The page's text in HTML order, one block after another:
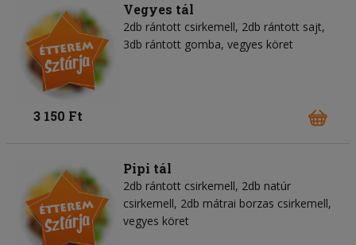
Vegyes tál
2db rántott csirkemell, 2db rántott sajt,
3db rántott gomba, vegyes köret
3 150 Ft
Pipi tál
2db rántott csirkemell, 2db natúr
csirkemell, 2db mátrai borzas csirkemell,
vegyes köret